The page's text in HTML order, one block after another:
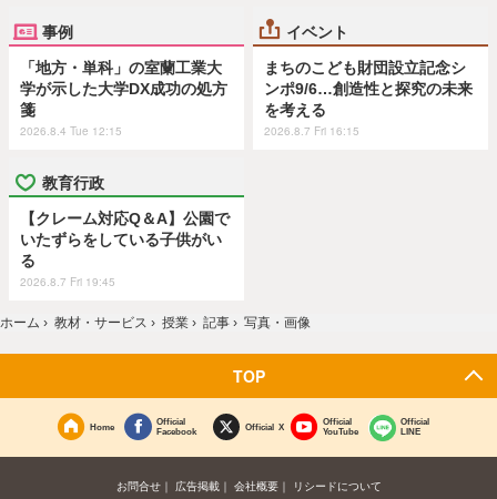
事例
「地方・単科」の室蘭工業大
学が示した大学DX成功の処方
箋
2026.8.4 Tue 12:15
イベント
まちのこども財団設立記念シ
ンポ9/6…創造性と探究の未来
を考える
2026.8.7 Fri 16:15
教育行政
【クレーム対応Q＆A】公園で
いたずらをしている子供がい
る
2026.8.7 Fri 19:45
ホーム › 教材・サービス › 授業 › 記事 › 写真・画像
TOP
Home
Official
Facebook
Official X
Official
YouTube
Official
LINE
お問合せ 広告掲載 会社概要
リシードについて